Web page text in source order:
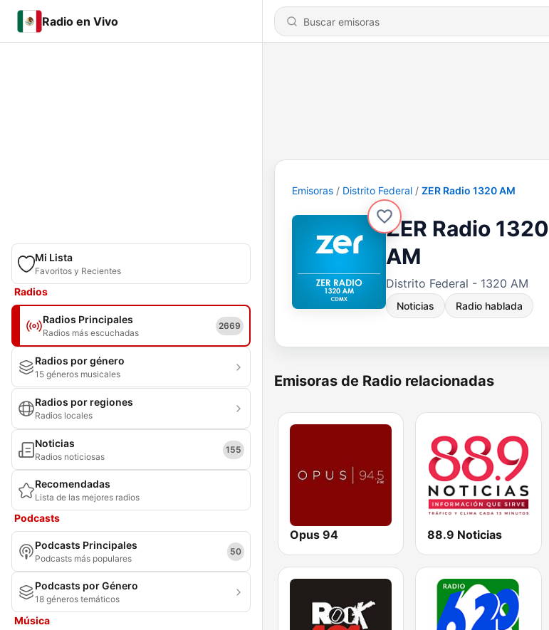
Radio en Vivo
Mi Lista
Favoritos y Recientes
Radios
Radios Principales
Radios más escuchadas
2669
Radios por género
15 géneros musicales
Radios por regiones
Radios locales
Noticias
Radios noticiosas
155
Recomendadas
Lista de las mejores radios
Podcasts
Podcasts Principales
Podcasts más populares
50
Podcasts por Género
18 géneros temáticos
Música
Emisoras Distrito Federal ZER Radio 1320 AM
ZER Radio 1320
AM
Distrito Federal - 1320 AM
Noticias Radio hablada
Emisoras de Radio relacionadas
Opus 94 88.9 Noticias